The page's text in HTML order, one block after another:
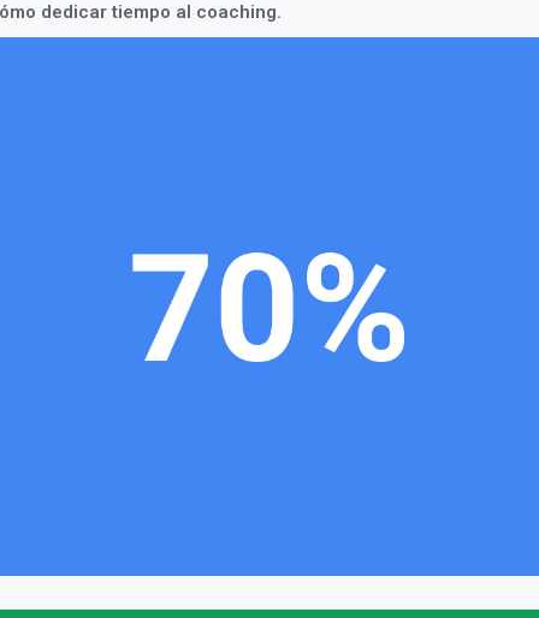
dedicar tiempo al coaching.
profesores. Ese porcentaje puede incluir visitas al aula,
reuniones de coaching o conversaciones informales con los
profesores. Si deseas obtener más información sobre las
interacciones de coaching, consulta el módulo "